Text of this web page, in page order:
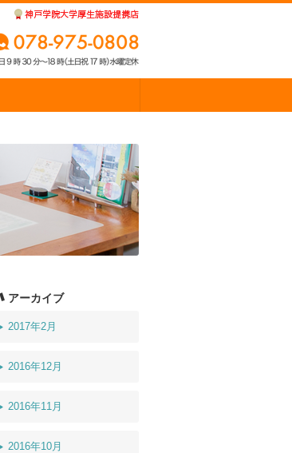
アーカイブ
2017年2月
2016年12月
2016年11月
2016年10月